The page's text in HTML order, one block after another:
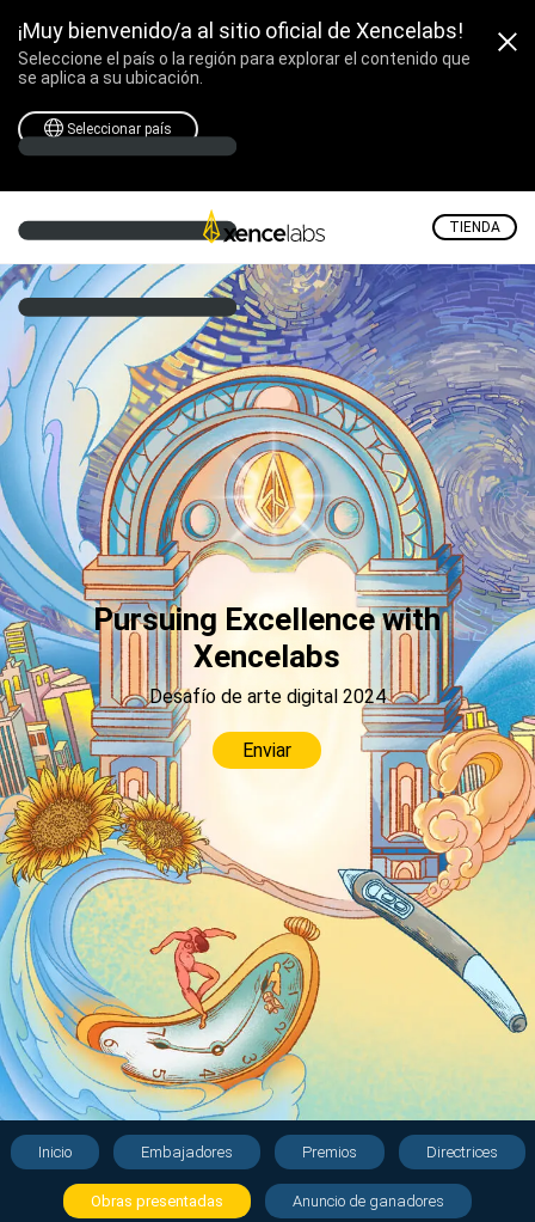
¡Muy bienvenido/a al sitio oficial de Xencelabs!
Seleccione el país o la región para explorar el contenido que
se aplica a su ubicación.
Seleccionar país
TIENDA
Pursuing Excellence with
Xencelabs
Desafío de arte digital 2024
Enviar
Inicio Embajadores Premios Directrices
Obras presentadas Anuncio de ganadores